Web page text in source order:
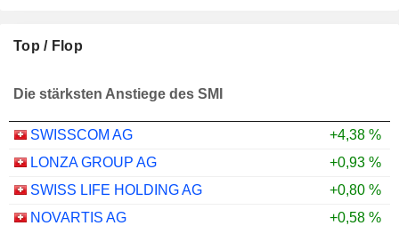
Top / Flop
Die stärksten Anstiege des SMI
SWISSCOM AG
+4,38 %
LONZA GROUP AG
+0,93 %
SWISS LIFE HOLDING AG
+0,80 %
NOVARTIS AG
+0,58 %